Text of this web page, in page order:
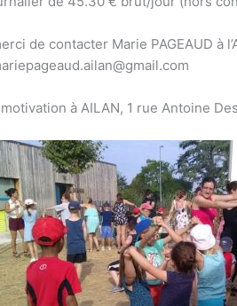
de contacter Marie PAGEAUD à
à AILAN, 1 rue Antoine